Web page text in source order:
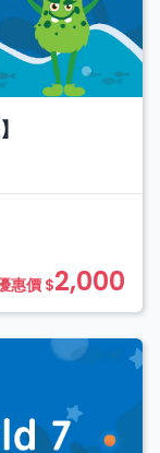
惠價 $2,000